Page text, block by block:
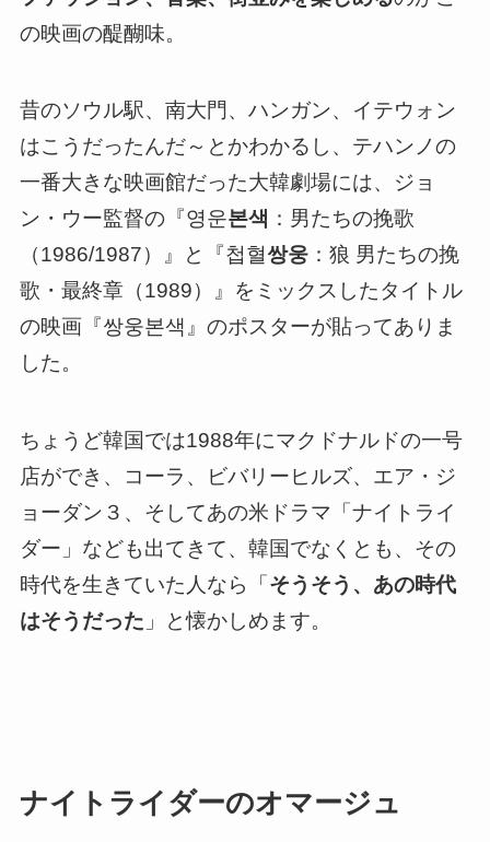
の映画の醍醐味。
昔のソウル駅、南大門、ハンガン、イテウォン
はこうだったんだ～とかわかるし、テハンノの
一番大きな映画館だった大韓劇場には、ジョ
ン・ウー監督の『영운본색 ：男たちの挽歌
（1986/1987）』と『첩혈쌍웅：狼 男たちの挽
歌・最終章（1989）』をミックスしたタイトル
の映画『쌍웅본색』のポスターが貼ってありま
した。
ちょうど韓国では1988年にマクドナルドの一号
店ができ、コーラ、ビバリーヒルズ、エア・ジ
ョーダン３、そしてあの米ドラマ「ナイトライ
ダー」なども出てきて、韓国でなくとも、その
時代を生きていた人なら「 そうそう、あの時代
はそうだった 」と懐かしめます。
ナイトライダーのオマージュ